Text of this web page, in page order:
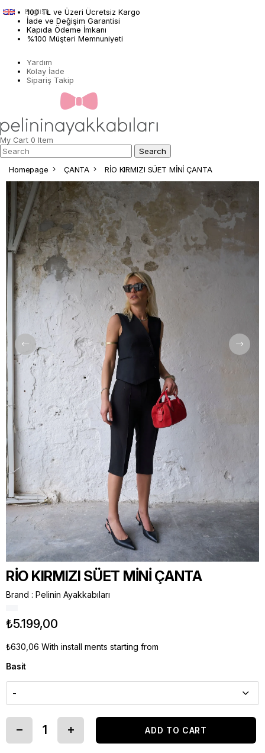
100 TL ve Üzeri Ücretsiz Kargo
İade ve Değişim Garantisi
Kapıda Ödeme İmkanı
%100 Müşteri Memnuniyeti
Yardım
Kolay İade
Sipariş Takip
English
My Cart 0 Item
Homepage ÇANTA RİO KIRMIZI SÜET MİNİ ÇANTA
RİO KIRMIZI SÜET MİNİ ÇANTA
Brand : Pelinin Ayakkabıları
₺5.199,00
₺630,06 With install ments starting from
Basit